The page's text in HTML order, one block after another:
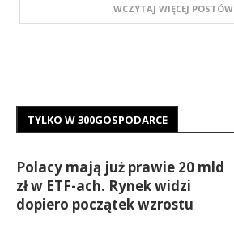
WCZYTAJ WIĘCEJ POSTÓW
TYLKO W 300GOSPODARCE
Polacy mają już prawie 20 mld
zł w ETF-ach. Rynek widzi
dopiero początek wzrostu